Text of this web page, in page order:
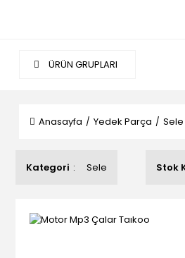
ÜRÜN GRUPLARI
Anasayfa Yedek Parça Sele
Kategori Sele Stok